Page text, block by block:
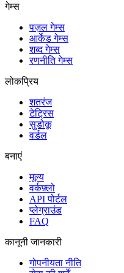
गेम्स
पज़ल गेम्स
आर्केड गेम्स
शब्द गेम्स
रणनीति गेम्स
लोकप्रिय
शतरंज
टेट्रिस
सुडोकू
वर्डल
बनाएं
मूल्य
वर्कफ़्लो
API पोर्टल
प्लेग्राउंड
FAQ
कानूनी जानकारी
गोपनीयता नीति